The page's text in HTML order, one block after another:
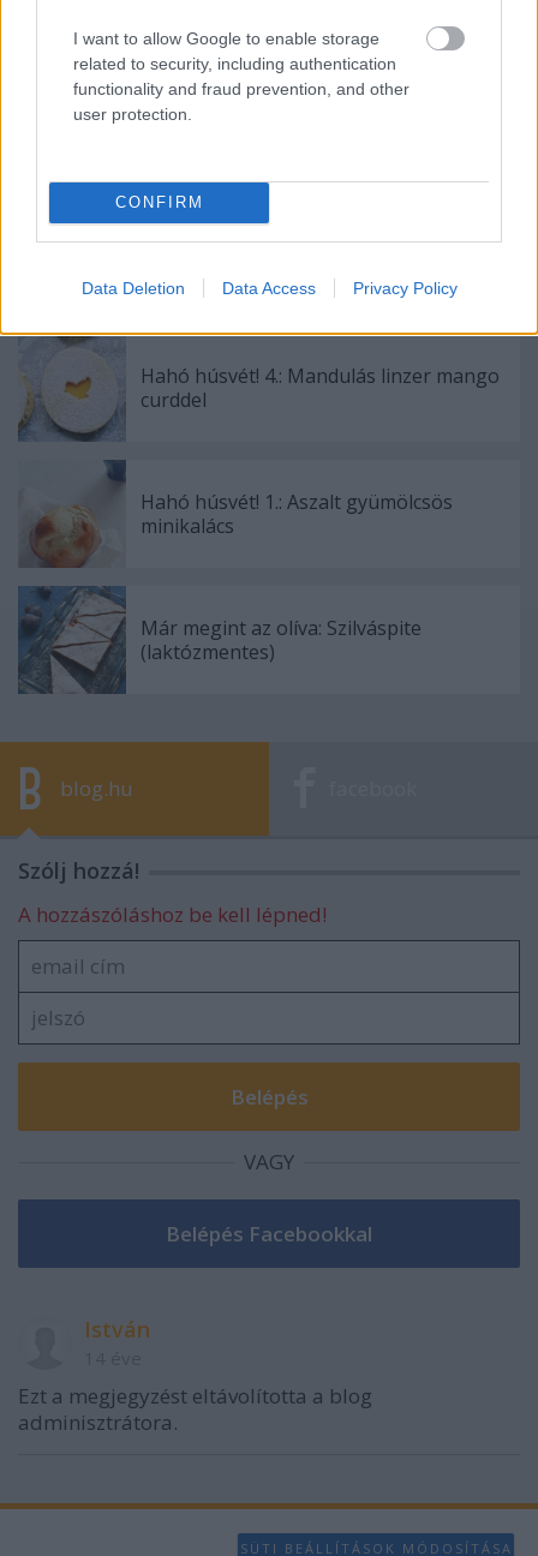
I want to allow Google to enable storage
related to security, including authentication
functionality and fraud prevention, and other
user protection.
CONFIRM
Data Deletion Data Access Privacy Policy
Ajánlott bejegyzések:
Viszlát Húsvét! Karamellizált banános
kalácspuding
Hahó húsvét! 4.: Mandulás linzer mango
curddel
Hahó húsvét! 1.: Aszalt gyümölcsös
minikalács
Már megint az olíva: Szilváspite
(laktózmentes)
blog.hu
Szólj hozzá!
A hozzászóláshoz be kell lépned!
VAGY
István
Ezt a megjegyzést eltávolította a blog
adminisztrátora.
SÜTI BEÁLLÍTÁSOK MÓDOSÍTÁSA